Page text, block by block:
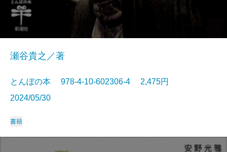
瀬谷貴之／著
とんぼの本 978-4-10-602306-4 2,475円
2024/05/30
書籍